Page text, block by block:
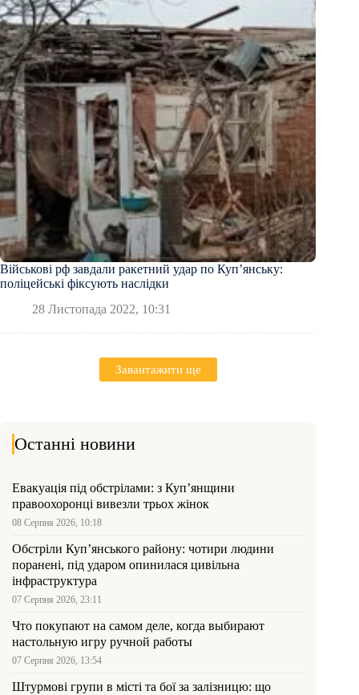
Військові рф завдали ракетний удар по Куп’янську:
поліцейські фіксують наслідки
28 Листопада 2022, 10:31
Завантажити ще
Останні новини
Евакуація під обстрілами: з Куп’янщини
правоохоронці вивезли трьох жінок
08 Серпня 2026, 10:18
Обстріли Куп’янського району: чотири людини
поранені, під ударом опинилася цивільна
інфраструктура
07 Серпня 2026, 23:11
Что покупают на самом деле, когда выбирают
настольную игру ручной работы
07 Серпня 2026, 13:54
Штурмові групи в місті та бої за залізницю: що